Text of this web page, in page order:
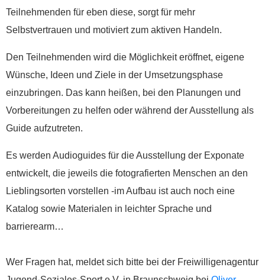
Teilnehmenden für eben diese, sorgt für mehr
Selbstvertrauen und motiviert zum aktiven Handeln.
Den Teilnehmenden wird die Möglichkeit eröffnet, eigene
Wünsche, Ideen und Ziele in der Umsetzungsphase
einzubringen. Das kann heißen, bei den Planungen und
Vorbereitungen zu helfen oder während der Ausstellung als
Guide aufzutreten.
Es werden Audioguides für die Ausstellung der Exponate
entwickelt, die jeweils die fotografierten Menschen an den
Lieblingsorten vorstellen -im Aufbau ist auch noch eine
Katalog sowie Materialen in leichter Sprache und
barrierearm…
Wer Fragen hat, meldet sich bitte bei der Freiwilligenagentur
Spenden
Wenn Sie uns Spenden
zukommen lassen
möchten, nutzen Sie bitte
Inhaber: AWO-
Freiwilligenagentur
IBAN: DE90 2505 0000
0152 0278 35
Vielen Dank.